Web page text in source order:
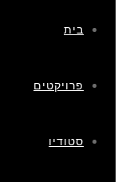
בית
פרויקטים
סטודיו